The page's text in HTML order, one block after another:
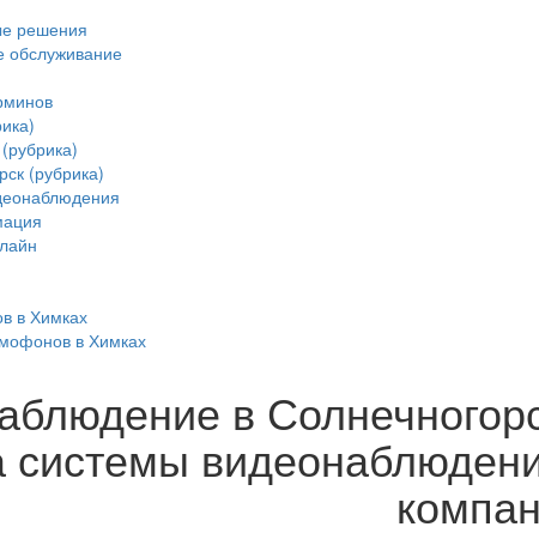
решения
обслуживание
(рубрика)
в Химках
в Химках
в
системы